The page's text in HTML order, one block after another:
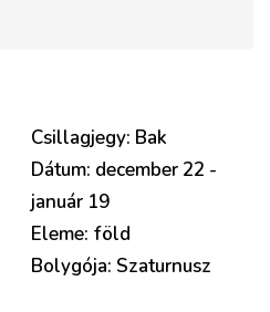
Csillagjegy: Bak
Dátum: december 22 -
január 19
Eleme: föld
Bolygója: Szaturnusz